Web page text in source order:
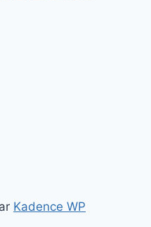
Kadence WP